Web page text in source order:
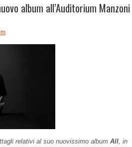
album all’Auditorium Manzoni
relativi al suo nuovissimo album All, in